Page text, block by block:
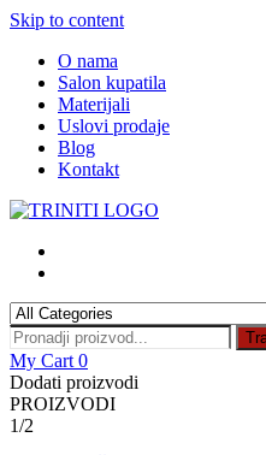
Skip to content
O nama
Salon kupatila
Materijali
Uslovi prodaje
Blog
Kontakt
My Cart 0
Dodati proizvodi
PROIZVODI
1/2